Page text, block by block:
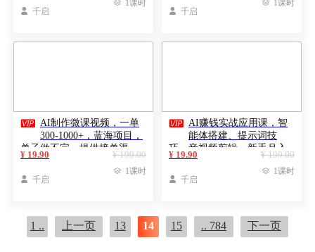
 千启
 1课时
 千启
 1课时
 AI制作微课视频，一单
300-1000+，蓝海项目，
单子做不完，提供接单渠
道！
¥ 199.00
¥ 19.90
 千启
 1课时
 AI赚钱实战应用课，智
能体搭建、提示词技
巧、音视频剪辑，新手月入
破3万
¥ 199.00
¥ 19.90
 千启
 1课时
1 .. 上一页 13 14 15 .. 784 下一页